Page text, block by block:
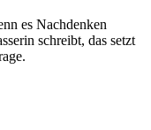
es Nachdenken
schreibt, das setzt